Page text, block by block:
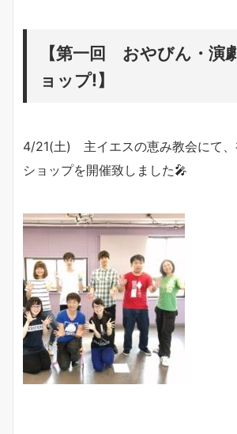
【第一回 おやびん・演
ョップ!】
4/21(土) 主イエスの恵み教会にて、
ショップを開催致しました🎤